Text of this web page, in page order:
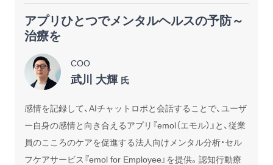
アプリひとつでメンタルヘルスの予防～
治療を
COO
武川 大輝 氏
感情を記録して、AIチャットロボと会話することで、ユーザ
ー自身の感情と向き合えるアプリ『emol（エモル）』と、従業
員のこころのケアを促進する法人向けメンタル分析・セル
フケアサービス『emol for Employee』を提供。認知行動療